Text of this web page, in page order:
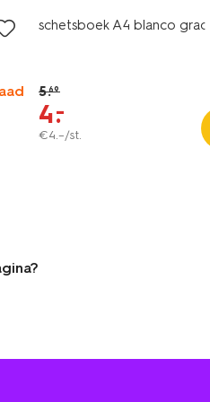
schetsboek A4 blanco
5.69
4.
–
€4.–/st.